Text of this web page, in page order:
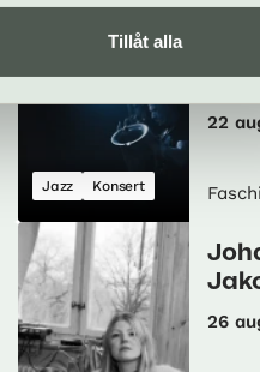
Tillåt alla
Jazz Konsert
22
26